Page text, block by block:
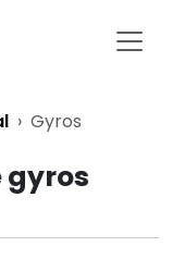
Gyros
gyros